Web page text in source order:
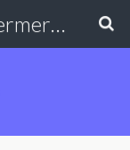
Excmo. Colegio de Enfermería de Cádiz